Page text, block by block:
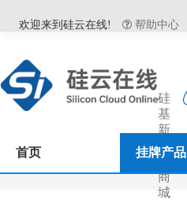
欢迎来到硅云在线! 帮助中心
硅
基
新
材
料
商
城
首页 挂牌产品